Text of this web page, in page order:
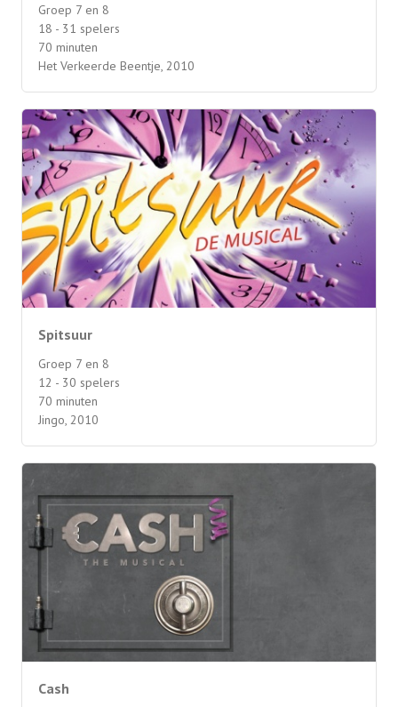
Groep 7 en 8
18 - 31 spelers
70 minuten
Het Verkeerde Beentje, 2010
Spitsuur
Groep 7 en 8
12 - 30 spelers
70 minuten
Jingo, 2010
Cash